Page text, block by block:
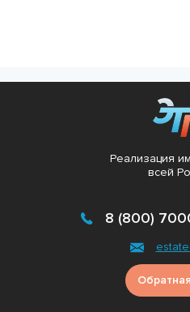
Реализация
всей
8 (800)